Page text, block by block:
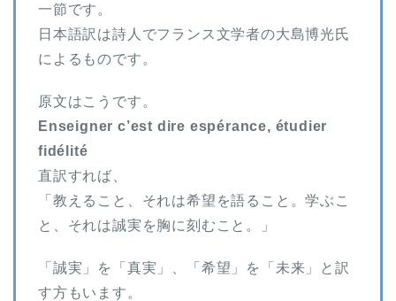
一節です。
日本語訳は詩人でフランス文学者の大島博光氏
によるものです。
原文はこうです。
Enseigner c’est dire espérance, étudier
fidélité
直訳すれば、
「教えること、それは希望を語ること。学ぶこ
と、それは誠実を胸に刻むこと。」
「誠実」を「真実」、「希望」を「未来」と訳
す方もいます。